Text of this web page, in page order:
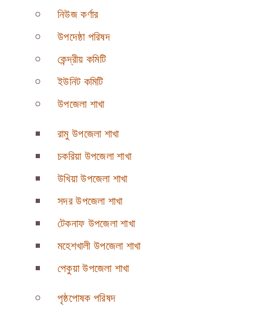
নিউজ কর্ণার
উপদেষ্ঠা পরিষদ
কেন্দ্রীয় কমিটি
ইউনিট কমিটি
উপজেলা শাখা
রামু উপজেলা শাখা
চকরিয়া উপজেলা শাখা
উখিয়া উপজেলা শাখা
সদর উপজেলা শাখা
টেকনাফ উপজেলা শাখা
মহেশখালী উপজেলা শাখা
পেকুয়া উপজেলা শাখা
পৃষ্ঠপোষক পরিষদ